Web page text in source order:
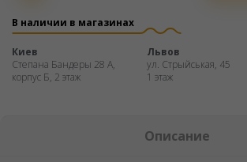
В наличии в магазинах
Киев
Степана Бандеры 28 А,
корпус Б, 2 этаж
Львов
ул. Стрыйськая, 45
1 этаж
Описание